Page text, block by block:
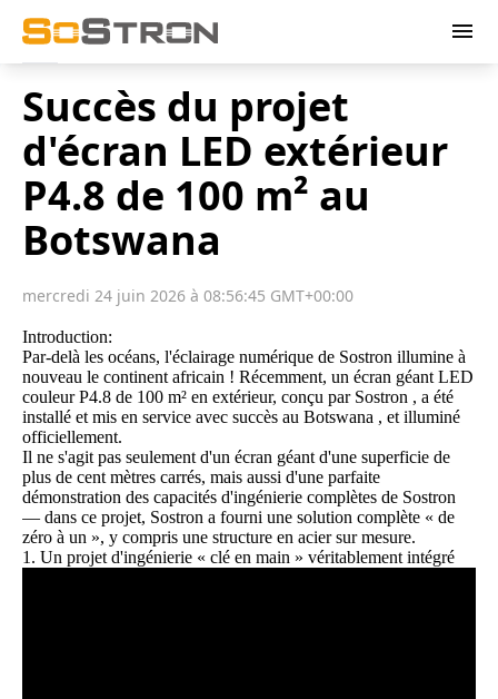
menu
Succès du projet
d'écran LED extérieur
P4.8 de 100 m² au
Botswana
mercredi 24 juin 2026 à 08:56:45 GMT+00:00
Introduction:
Par-delà les océans, l'éclairage numérique de Sostron illumine à
nouveau le continent africain ! Récemment, un écran géant LED
couleur P4.8 de 100 m² en extérieur, conçu par Sostron , a été
installé et mis en service avec succès au Botswana , et illuminé
officiellement.
Il ne s'agit pas seulement d'un écran géant d'une superficie de
plus de cent mètres carrés, mais aussi d'une parfaite
démonstration des capacités d'ingénierie complètes de Sostron
— dans ce projet, Sostron a fourni une solution complète « de
zéro à un », y compris une structure en acier sur mesure.
1. Un projet d'ingénierie « clé en main » véritablement intégré